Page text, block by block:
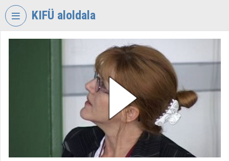
Fejléc kihagyása
KIFÜ aloldala
Intézményi kezdőlap